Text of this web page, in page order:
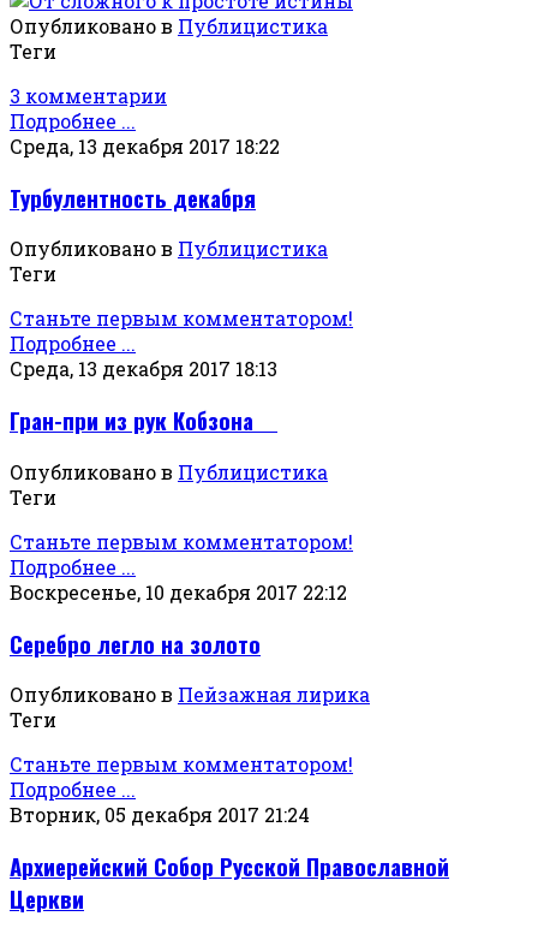
Опубликовано в Публицистика
Теги
3 комментарии
Подробнее ...
Среда, 13 декабря 2017 18:22
Турбулентность декабря
Опубликовано в Публицистика
Теги
Станьте первым комментатором!
Подробнее ...
Среда, 13 декабря 2017 18:13
Гран-при из рук Кобзона
Опубликовано в Публицистика
Теги
Станьте первым комментатором!
Подробнее ...
Воскресенье, 10 декабря 2017 22:12
Серебро легло на золото
Опубликовано в Пейзажная лирика
Теги
Станьте первым комментатором!
Подробнее ...
Вторник, 05 декабря 2017 21:24
Архиерейский Собор Русской Православной
Церкви